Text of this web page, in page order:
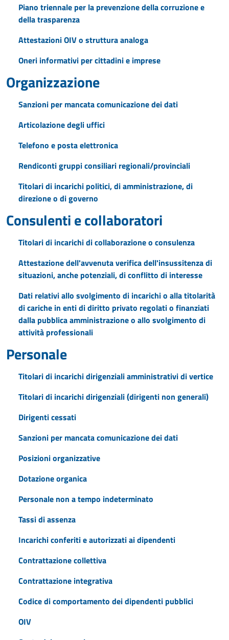
Piano triennale per la prevenzione della corruzione e
della trasparenza
Attestazioni OIV o struttura analoga
Oneri informativi per cittadini e imprese
Organizzazione
Sanzioni per mancata comunicazione dei dati
Articolazione degli uffici
Telefono e posta elettronica
Rendiconti gruppi consiliari regionali/provinciali
Titolari di incarichi politici, di amministrazione, di
direzione o di governo
Consulenti e collaboratori
Titolari di incarichi di collaborazione o consulenza
Attestazione dell'avvenuta verifica dell'insussitenza di
situazioni, anche potenziali, di conflitto di interesse
Dati relativi allo svolgimento di incarichi o alla titolarità
di cariche in enti di diritto privato regolati o finanziati
dalla pubblica amministrazione o allo svolgimento di
attività professionali
Personale
Titolari di incarichi dirigenziali amministrativi di vertice
Titolari di incarichi dirigenziali (dirigenti non generali)
Dirigenti cessati
Sanzioni per mancata comunicazione dei dati
Posizioni organizzative
Dotazione organica
Personale non a tempo indeterminato
Tassi di assenza
Incarichi conferiti e autorizzati ai dipendenti
Contrattazione collettiva
Contrattazione integrativa
Codice di comportamento dei dipendenti pubblici
OIV